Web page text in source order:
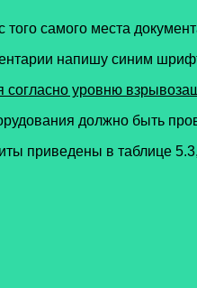
самого места
напишу синим
уровню
должно быть
приведены в таблице